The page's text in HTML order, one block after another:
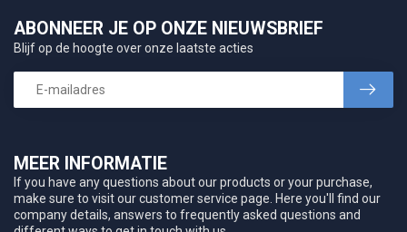
MEER INFORMATIE
If you have any questions about our products or your purchase,
make sure to visit our customer service page. Here you'll find our
company details, answers to frequently asked questions and
ABONNEER JE OP ONZE NIEUWSBRIEF
Blijf op de hoogte over onze laatste acties